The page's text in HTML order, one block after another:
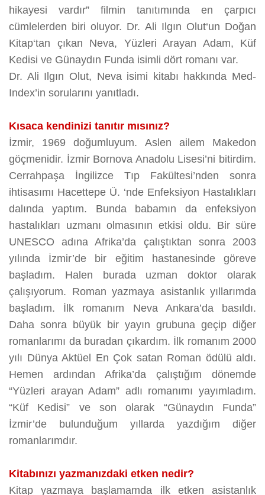
hikayesi vardır” filmin tanıtımında en çarpıcı
cümlelerden biri oluyor. Dr. Ali Ilgın Olut‘un Doğan
Kitap‘tan çıkan Neva, Yüzleri Arayan Adam, Küf
Kedisi ve Günaydın Funda isimli dört romanı var.
Dr. Ali Ilgın Olut, Neva isimi kitabı hakkında Med-
Index’in sorularını yanıtladı.
Kısaca kendinizi tanıtır mısınız?
İzmir, 1969 doğumluyum. Aslen ailem Makedon
göçmenidir. İzmir Bornova Anadolu Lisesi’ni bitirdim.
Cerrahpaşa İngilizce Tıp Fakültesi’nden sonra
ihtisasımı Hacettepe Ü. ‘nde Enfeksiyon Hastalıkları
dalında yaptım. Bunda babamın da enfeksiyon
hastalıkları uzmanı olmasının etkisi oldu. Bir süre
UNESCO adına Afrika’da çalıştıktan sonra 2003
yılında İzmir’de bir eğitim hastanesinde göreve
başladım. Halen burada uzman doktor olarak
çalışıyorum. Roman yazmaya asistanlık yıllarımda
başladım. İlk romanım Neva Ankara’da basıldı.
Daha sonra büyük bir yayın grubuna geçip diğer
romanlarımı da buradan çıkardım. İlk romanım 2000
yılı Dünya Aktüel En Çok satan Roman ödülü aldı.
Hemen ardından Afrika’da çalıştığım dönemde
“Yüzleri arayan Adam” adlı romanımı yayımladım.
“Küf Kedisi” ve son olarak “Günaydın Funda”
İzmir’de bulunduğum yıllarda yazdığım diğer
romanlarımdır.
Kitabınızı yazmanızdaki etken nedir?
Kitap yazmaya başlamamda ilk etken asistanlık